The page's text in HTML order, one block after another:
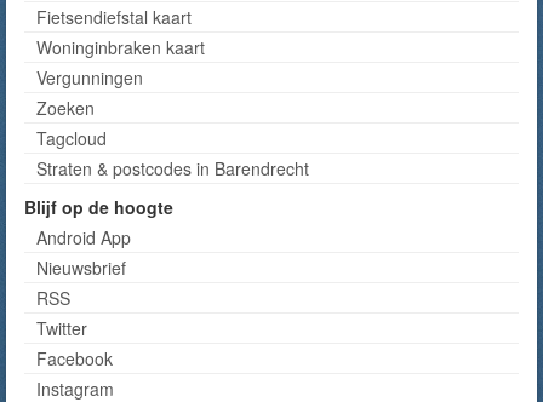
Fietsendiefstal kaart
Woninginbraken kaart
Vergunningen
Zoeken
Tagcloud
Straten & postcodes in Barendrecht
Blijf op de hoogte
Android App
Nieuwsbrief
RSS
Twitter
Facebook
Instagram